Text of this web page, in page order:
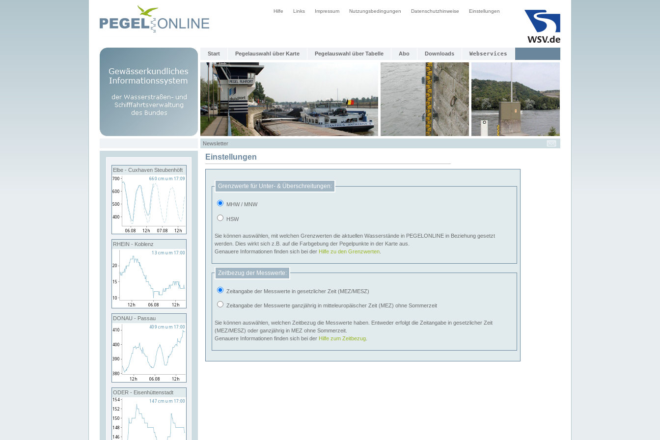
Hilfe Links Impressum Nutzungsbedingungen Datenschutzhinweise Einstellungen
Start Pegelauswahl über Karte Pegelauswahl über Tabelle Abo Downloads Webservices
Newsletter
Elbe - Cuxhaven Steubenhöft
RHEIN - Koblenz
DONAU - Passau
ODER - Eisenhüttenstadt
Einstellungen
Grenzwerte für Unter- & Überschreitungen:
MHW / MNW
HSW
Sie können auswählen, mit welchen Grenzwerten die aktuellen Wasserstände in PEGELONLINE in Beziehung gesetzt
werden. Dies wirkt sich z.B. auf die Farbgebung der Pegelpunkte in der Karte aus.
Genauere Informationen finden sich bei der Hilfe zu den Grenzwerten
Zeitbezug der Messwerte:
Zeitangabe der Messwerte in gesetzlicher Zeit (MEZ/MESZ)
Zeitangabe der Messwerte ganzjährig in mitteleuropäischer Zeit (MEZ) ohne Sommerzeit
Sie können auswählen, welchen Zeitbezug die Messwerte haben. Entweder erfolgt die Zeitangabe in gesetzlicher Zeit
(MEZ/MESZ) oder ganzjährig in MEZ ohne Sommerzeit.
Genauere Informationen finden sich bei der Hilfe zum Zeitbezug